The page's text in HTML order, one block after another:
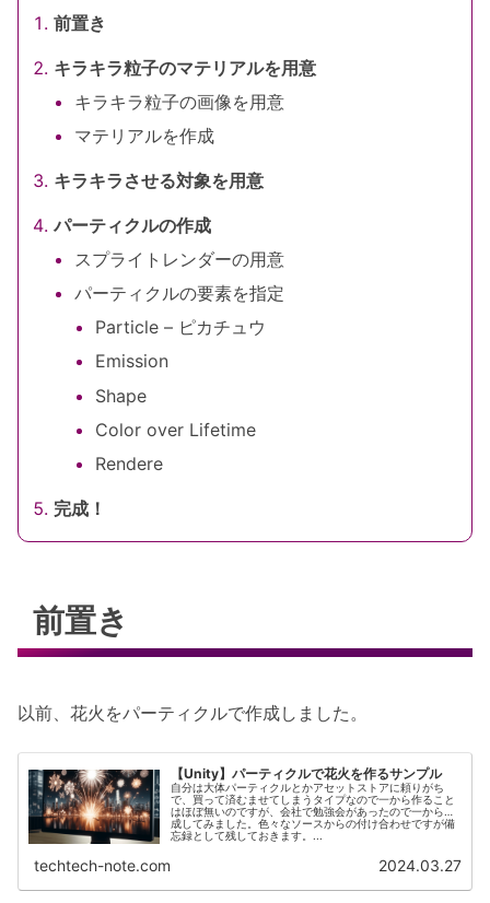
前置き
キラキラ粒子のマテリアルを用意
キラキラ粒子の画像を用意
マテリアルを作成
キラキラさせる対象を用意
パーティクルの作成
スプライトレンダーの用意
パーティクルの要素を指定
Particle – ピカチュウ
Emission
Shape
Color over Lifetime
Rendere
完成！
前置き
以前、花火をパーティクルで作成しました。
【Unity】パーティクルで花火を作るサンプル
自分は大体パーティクルとかアセットストアに頼りがち
で、買って済むませてしまうタイプなので一から作ること
はほぼ無いのですが、会社で勉強会があったので一から作
成してみました。色々なソースからの付け合わせですが備
忘録として残しておきます。...
techtech-note.com 2024.03.27